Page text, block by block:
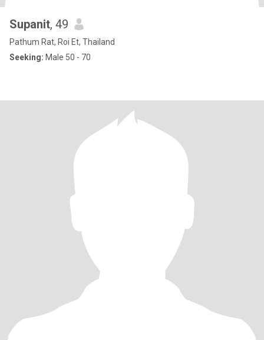
Supanit, 49
Pathum Rat, Roi Et, Thailand
Seeking: Male 50 - 70